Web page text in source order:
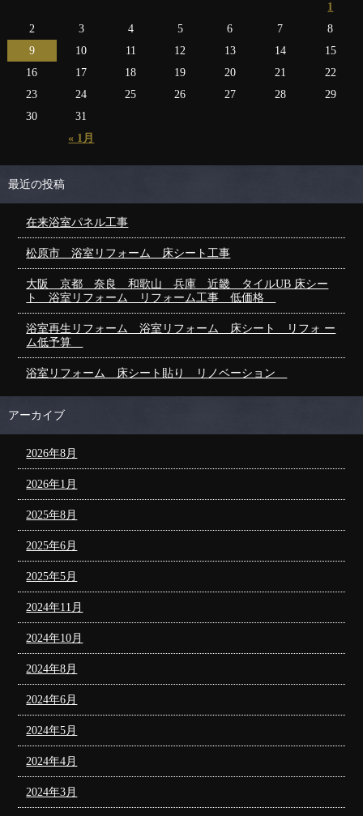
« 1月
1
2
3 4 5 6 7
8
9
10 11 12 13 14
15
16
17 18 19 20 21
22
23
24 25 26 27 28
29
30
31
最近の投稿
在来浴室パネル工事
松原市 浴室リフォーム 床シート工事
大阪 京都 奈良 和歌山 兵庫 近畿 タイルUB 床シー
ト 浴室リフォーム リフォーム工事 低価格
浴室再生リフォーム 浴室リフォーム 床シート リフォ ー
ム低予算
浴室リフォーム 床シート貼り リノベーション
アーカイブ
2026年8月
2026年1月
2025年8月
2025年6月
2025年5月
2024年11月
2024年10月
2024年8月
2024年6月
2024年5月
2024年4月
2024年3月